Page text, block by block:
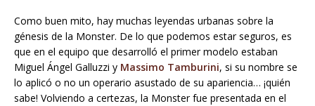
Como buen mito, hay muchas leyendas urbanas sobre la
génesis de la Monster. De lo que podemos estar seguros, es
que en el equipo que desarrolló el primer modelo estaban
Miguel Ángel Galluzzi y Massimo Tamburini, si su nombre se
lo aplicó o no un operario asustado de su apariencia… ¡quién
sabe! Volviendo a certezas, la Monster fue presentada en el